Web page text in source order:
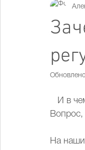
И в
Вопрос,
На